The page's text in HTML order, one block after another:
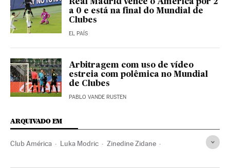
Real Madrid vence o América por 2
a 0 e está na final do Mundial de
Clubes
EL PAÍS
Arbitragem com uso de vídeo
estreia com polêmica no Mundial
de Clubes
PABLO VANDE RUSTEN
ARQUIVADO EM
Club América Luka Modric Zinedine Zidane